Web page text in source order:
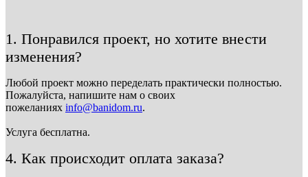
1. Понравился проект, но хотите внести
изменения?
Любой проект можно переделать практически полностью.
Пожалуйста, напишите нам о своих
пожеланиях info@banidom.ru.
Услуга бесплатна.
4. Как происходит оплата заказа?